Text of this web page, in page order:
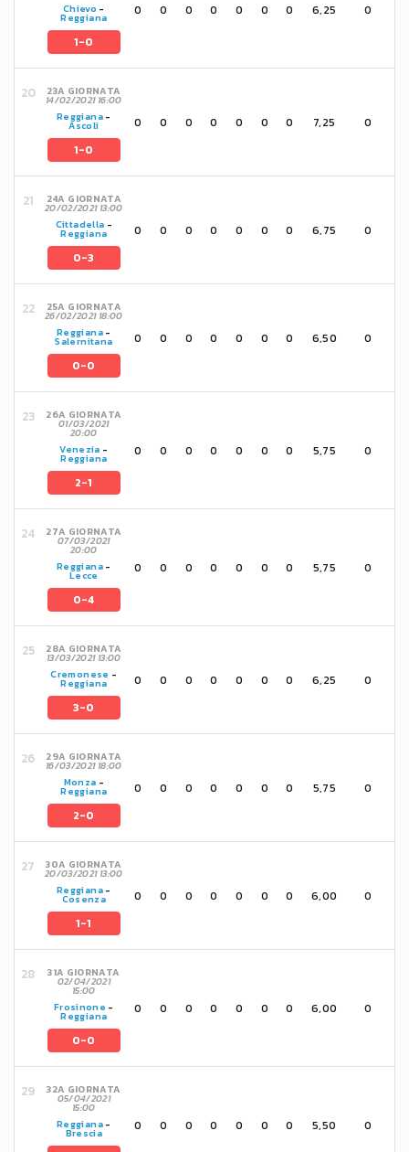
Chievo -
Reggiana
1-0
0 0 0 0 0 0 0 6,25 0
23A GIORNATA
14/02/2021 16:00
Reggiana-
Ascoli
1-0
0 0 0 0 0 0 0 7,25 0
24A GIORNATA
20/02/2021 13:00
Cittadella -
Reggiana
0-3
0 0 0 0 0 0 0 6,75 0
25A GIORNATA
26/02/2021 18:00
Reggiana-
Salernitana
0-0
0 0 0 0 0 0 0 6,50 0
26A GIORNATA
01/03/2021
20:00
Venezia -
Reggiana
2-1
0 0 0 0 0 0 0 5,75 0
27A GIORNATA
07/03/2021
20:00
Reggiana-
Lecce
0-4
0 0 0 0 0 0 0 5,75 0
28A GIORNATA
13/03/2021 13:00
Cremonese -
Reggiana
3-0
0 0 0 0 0 0 0 6,25 0
29A GIORNATA
16/03/2021 18:00
Monza -
Reggiana
2-0
0 0 0 0 0 0 0 5,75 0
30A GIORNATA
20/03/2021 13:00
Reggiana-
Cosenza
1-1
0 0 0 0 0 0 0 6,00 0
31A GIORNATA
02/04/2021
15:00
Frosinone -
Reggiana
0-0
0 0 0 0 0 0 0 6,00 0
32A GIORNATA
05/04/2021
15:00
Reggiana-
Brescia 0 0 0 0 0 0 0 5,50 0